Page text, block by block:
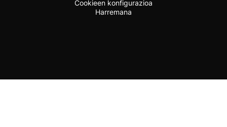
Cookieen konfigurazioa
Harremana